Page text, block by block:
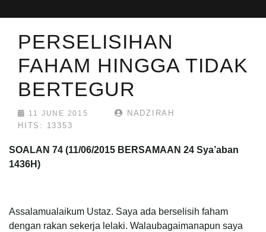
PERSELISIHAN
FAHAM HINGGA TIDAK
BERTEGUR
11 JUNE 2015
NADZIRAH
HITS: 13353
SOALAN 74 (11/06/2015 BERSAMAAN 24 Sya’aban
1436H)
Assalamualaikum Ustaz. Saya ada berselisih faham
dengan rakan sekerja lelaki. Walaubagaimanapun saya